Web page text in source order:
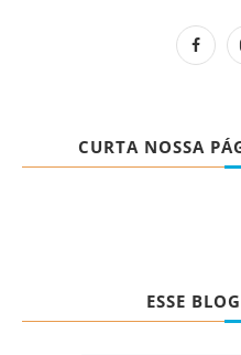
CURTA NOSSA
ESSE